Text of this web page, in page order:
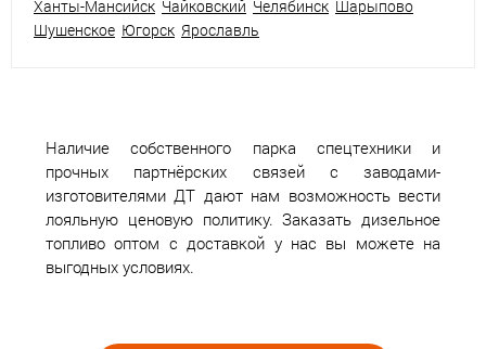
Ханты-Мансийск Чайковский Челябинск Шарыпово
Шушенское Югорск Ярославль
Наличие собственного парка спецтехники и
прочных партнёрских связей с заводами-
изготовителями ДТ дают нам возможность вести
лояльную ценовую политику. Заказать дизельное
топливо оптом с доставкой у нас вы можете на
выгодных условиях.